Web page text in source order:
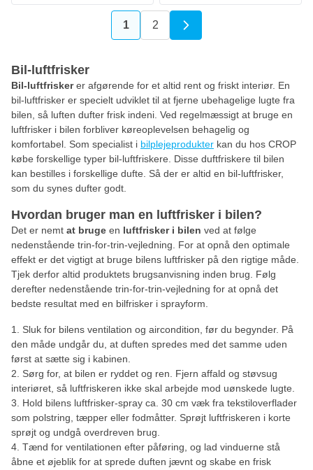
Du læser i øjeblikket side
1 Side
2
Bil-luftfrisker
Bil-luftfriskerer afgørende for et altid rent og friskt interiør. En
bil-luftfrisker er specielt udviklet til at fjerne ubehagelige lugte fra
bilen, så luften dufter frisk indeni. Ved regelmæssigt at bruge en
luftfrisker i bilen forbliver køreoplevelsen behagelig og
komfortabel. Som specialist i bilplejeprodukter kan du hos CROP
købe forskellige typer bil-luftfriskere. Disse duftfriskere til bilen
kan bestilles i forskellige dufte. Så der er altid en bil-luftfrisker,
som du synes dufter godt.
Hvordan bruger man en luftfrisker i bilen?
Det er nemt at bruge en luftfrisker i bilen ved at følge
nedenstående trin-for-trin-vejledning. For at opnå den optimale
effekt er det vigtigt at bruge bilens luftfrisker på den rigtige måde.
Tjek derfor altid produktets brugsanvisning inden brug. Følg
derefter nedenstående trin-for-trin-vejledning for at opnå det
bedste resultat med en bilfrisker i sprayform.
Sluk for bilens ventilation og aircondition, før du begynder. På
den måde undgår du, at duften spredes med det samme uden
først at sætte sig i kabinen.
Sørg for, at bilen er ryddet og ren. Fjern affald og støvsug
interiøret, så luftfriskeren ikke skal arbejde mod uønskede lugte.
Hold bilens luftfrisker-spray ca. 30 cm væk fra tekstiloverflader
som polstring, tæpper eller fodmåtter. Sprøjt luftfriskeren i korte
sprøjt og undgå overdreven brug.
Tænd for ventilationen efter påføring, og lad vinduerne stå
åbne et øjeblik for at sprede duften jævnt og skabe en frisk